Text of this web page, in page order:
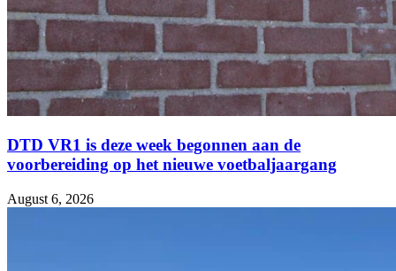
DTD VR1 is deze week begonnen aan de
voorbereiding op het nieuwe voetbaljaargang
August 6, 2026